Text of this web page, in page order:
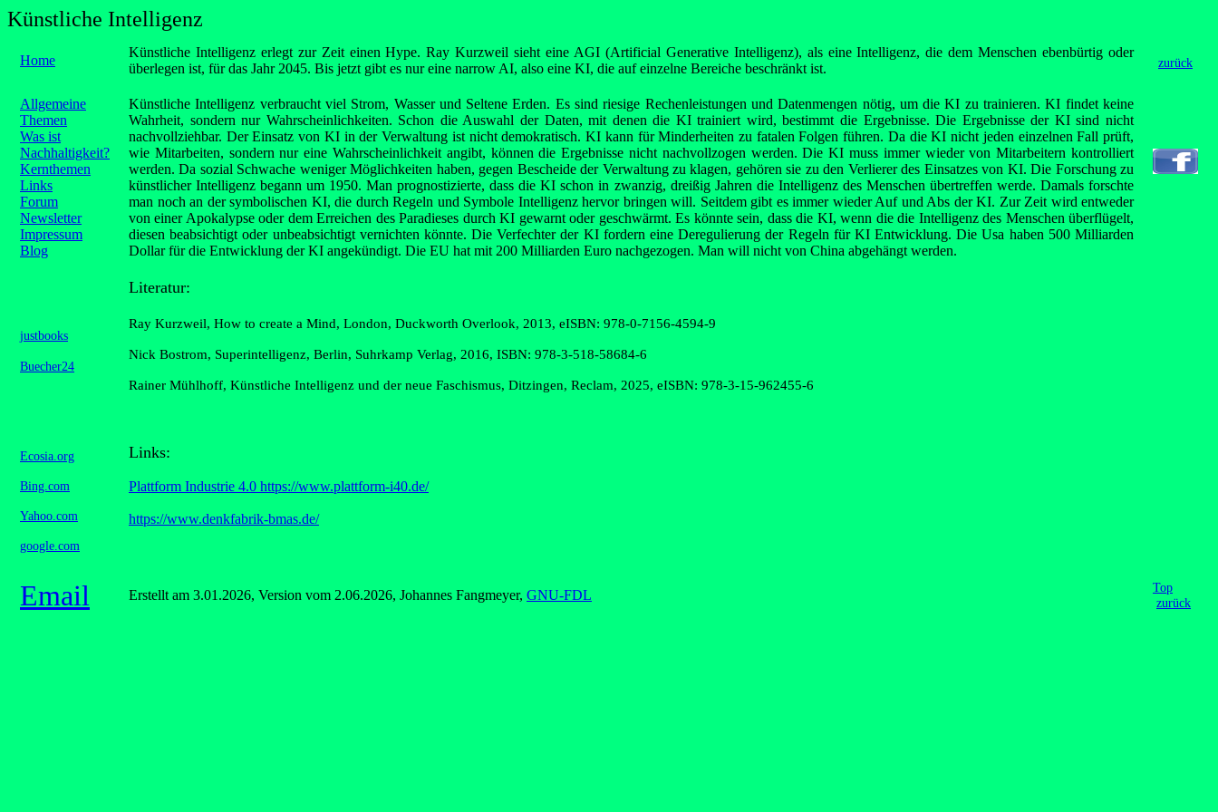
Künstliche Intelligenz
Home
Künstliche Intelligenz erlegt zur Zeit einen Hype. Ray Kurzweil sieht eine AGI (Artificial Generative Intelligenz), als eine Intelligenz, die dem Menschen ebenbürtig oder
überlegen ist, für das Jahr 2045. Bis jetzt gibt es nur eine narrow AI, also eine KI, die auf einzelne Bereiche beschränkt ist.
zurück
Allgemeine
Themen
Was ist
Nachhaltigkeit?
Kernthemen
Links
Forum
Newsletter
Impressum
Blog
Künstliche Intelligenz verbraucht viel Strom, Wasser und Seltene Erden. Es sind riesige Rechenleistungen und Datenmengen nötig, um die KI zu trainieren. KI findet keine
Wahrheit, sondern nur Wahrscheinlichkeiten. Schon die Auswahl der Daten, mit denen die KI trainiert wird, bestimmt die Ergebnisse. Die Ergebnisse der KI sind nicht
nachvollziehbar. Der Einsatz von KI in der Verwaltung ist nicht demokratisch. KI kann für Minderheiten zu fatalen Folgen führen. Da die KI nicht jeden einzelnen Fall prüft,
wie Mitarbeiten, sondern nur eine Wahrscheinlichkeit angibt, können die Ergebnisse nicht nachvollzogen werden. Die KI muss immer wieder von Mitarbeitern kontrolliert
werden. Da sozial Schwache weniger Möglichkeiten haben, gegen Bescheide der Verwaltung zu klagen, gehören sie zu den Verlierer des Einsatzes von KI. Die Forschung zu
künstlicher Intelligenz begann um 1950. Man prognostizierte, dass die KI schon in zwanzig, dreißig Jahren die Intelligenz des Menschen übertreffen werde. Damals forschte
man noch an der symbolischen KI, die durch Regeln und Symbole Intelligenz hervor bringen will. Seitdem gibt es immer wieder Auf und Abs der KI. Zur Zeit wird entweder
von einer Apokalypse oder dem Erreichen des Paradieses durch KI gewarnt oder geschwärmt. Es könnte sein, dass die KI, wenn die die Intelligenz des Menschen überflügelt,
diesen beabsichtigt oder unbeabsichtigt vernichten könnte. Die Verfechter der KI fordern eine Deregulierung der Regeln für KI Entwicklung. Die Usa haben 500 Milliarden
Dollar für die Entwicklung der KI angekündigt. Die EU hat mit 200 Milliarden Euro nachgezogen. Man will nicht von China abgehängt werden.
justbooks
Buecher24
Literatur:
Ray Kurzweil, How to create a Mind, London, Duckworth Overlook, 2013, eISBN: 978-0-7156-4594-9
Nick Bostrom, Superintelligenz, Berlin, Suhrkamp Verlag, 2016, ISBN: 978-3-518-58684-6
Rainer Mühlhoff, Künstliche Intelligenz und der neue Faschismus, Ditzingen, Reclam, 2025, eISBN: 978-3-15-962455-6
Ecosia.org
Bing.com
Yahoo.com
google.com
Links:
Plattform Industrie 4.0 https://www.plattform-i40.de/
https://www.denkfabrik-bmas.de/
Email Erstellt am 3.01.2026, Version vom 2.06.2026, Johannes Fangmeyer, GNU-FDL
Top
zurück